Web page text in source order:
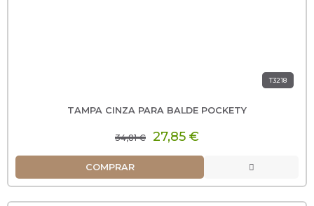
T3218
TAMPA CINZA PARA BALDE POCKETY
34,81 € 27,85 €
COMPRAR